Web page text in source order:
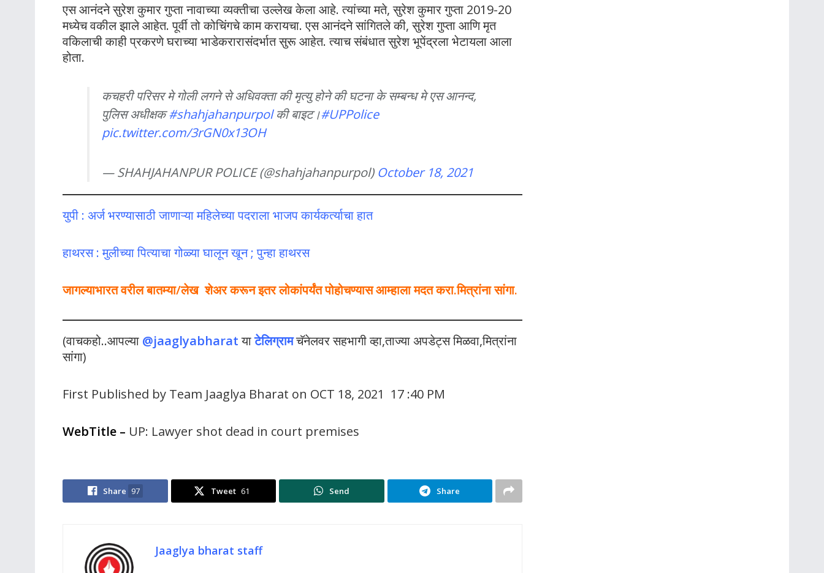
एस आनंदने सुरेश कुमार गुप्ता नावाच्या व्यक्तीचा उल्लेख केला आहे. त्यांच्या मते, सुरेश कुमार गुप्ता 2019-20
मध्येच वकील झाले आहेत. पूर्वी तो कोचिंगचे काम करायचा. एस आनंदने सांगितले की, सुरेश गुप्ता आणि मृत
वकिलाची काही प्रकरणे घराच्या भाडेकरारासंदर्भात सुरू आहेत. त्याच संबंधात सुरेश भूपेंद्रला भेटायला आला
होता.
कचहरी परिसर मे गोली लगने से अधिवक्ता की मृत्यु होने की घटना के सम्बन्ध मे एस आनन्द,
पुलिस अधीक्षक#shahjahanpurpolकी बाइट।#UPPolice
pic.twitter.com/3rGN0x13OH
— SHAHJAHANPUR POLICE (@shahjahanpurpol) October 18, 2021
युपी : अर्ज भरण्यासाठी जाणाऱ्या महिलेच्या पदराला भाजप कार्यकर्त्याचा हात
हाथरस : मुलीच्या पित्याचा गोळ्या घालून खून ; पुन्हा हाथरस
जागल्याभारत वरील बातम्या/लेख शेअर करून इतर लोकांपर्यंत पोहोचण्यास आम्हाला मदत करा.मित्रांना सांगा.
(वाचकहो..आपल्या @jaaglyabharat याटेलिग्रामचॅनेलवर सहभागी व्हा,ताज्या अपडेट्स मिळवा,मित्रांना
सांगा)
First Published by Team Jaaglya Bharat on OCT 18, 2021 17 :40 PM
WebTitle – UP: Lawyer shot dead in court premises
Share 97 Tweet 61 Send Share
Jaaglya bharat staff